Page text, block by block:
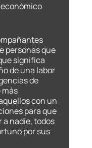
personas que
significa
de una labor
de
más
con un
para que
a nadie, todos
por sus